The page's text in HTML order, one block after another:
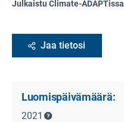
Julkaistu Climate-ADAPTissa
Jaa tietosi
Luomispäivämäärä:
2021